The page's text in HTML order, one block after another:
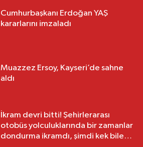
Cumhurbaşkanı Erdoğan YAŞ
kararlarını imzaladı
Muazzez Ersoy, Kayseri’de sahne
aldı
İkram devri bitti! Şehirlerarası
otobüs yolculuklarında bir zamanlar
dondurma ikramdı, şimdi kek bile